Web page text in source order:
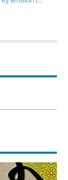
në orët e
të dobishme